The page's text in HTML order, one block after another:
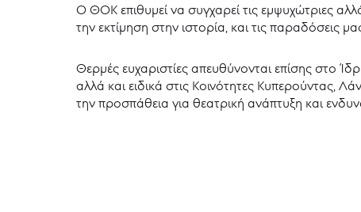
Ο ΘΟΚ επιθυμεί να συγχαρεί τις εμψυχώτριες
την εκτίμηση στην ιστορία, και τις παραδόσεις
Θερμές ευχαριστίες απευθύνονται επίσης στο
αλλά και ειδικά στις Κοινότητες Κυπερούντας,
την προσπάθεια για θεατρική ανάπτυξη και